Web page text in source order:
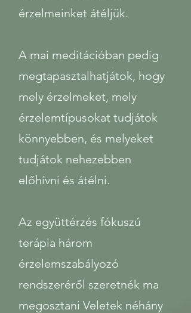
érzelmeinket átéljük.
A mai meditációban pedig
megtapasztalhatjátok, hogy
mely érzelmeket, mely
érzelemtípusokat tudjátok
könnyebben, és melyeket
tudjátok nehezebben
előhívni és átélni.
Az együttérzés fókuszú
terápia három
érzelemszabályozó
rendszeréről szeretnék ma
megosztani Veletek néhány